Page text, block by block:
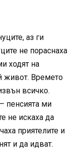
аз ги
не пораснаха
ходят на
живот. Времето
всичко.
пенсията ми
не искаха да
приятелите и
и да идват.